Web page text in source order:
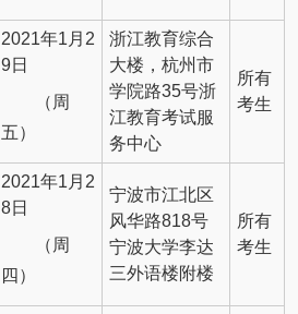
2021年1月2
9日
（周
五）
浙江教育综合
大楼，杭州市
学院路35号浙
江教育考试服
务中心
所有
考生
2021年1月2
8日
（周
四）
宁波市江北区
风华路818号
宁波大学李达
三外语楼附楼
所有
考生